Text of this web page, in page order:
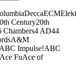
DeccaECM
Century20th
Chambers4 AD44
A&M
ABC Impulse!ABC
Ace FuAce of